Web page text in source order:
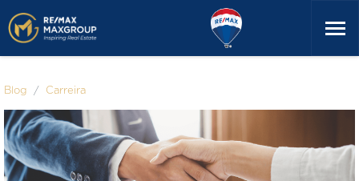
Blog Carreira